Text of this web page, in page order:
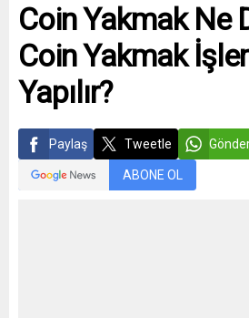
Coin Yakmak Ne
Coin Yakmak
Yapılır?
Paylaş Tweetle
ABONE OL